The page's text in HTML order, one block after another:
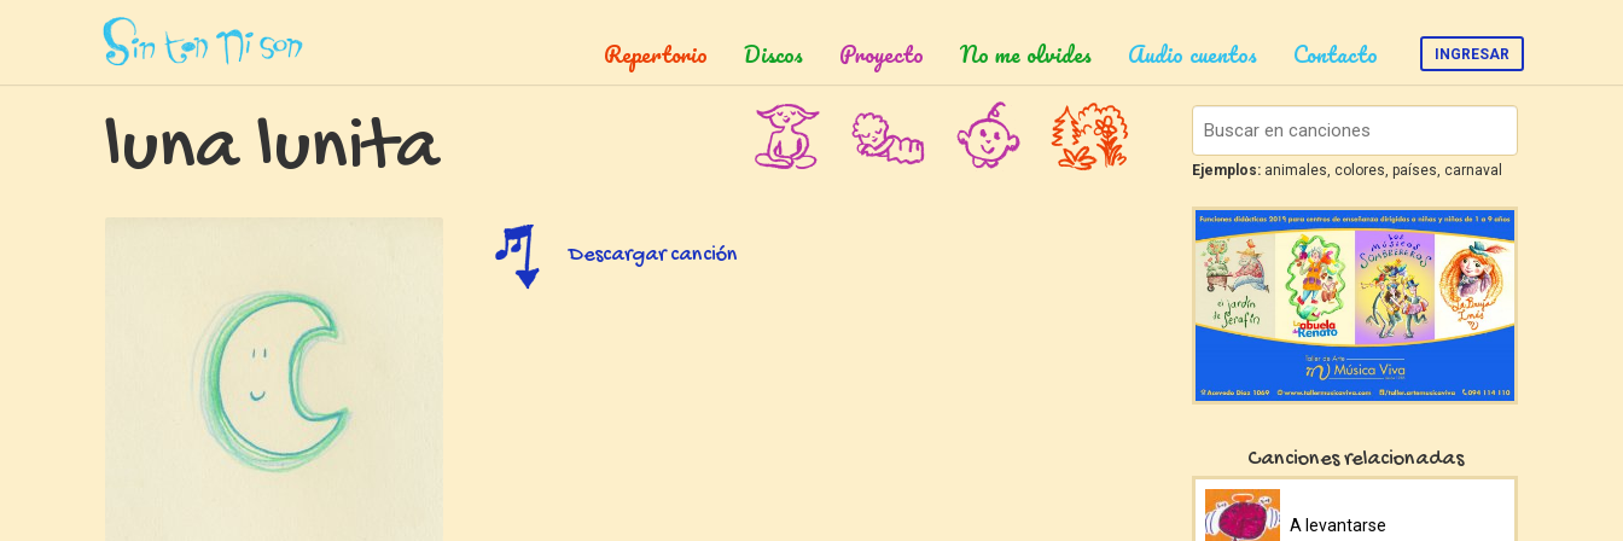
Repertorio Discos Proyecto No me olvides Audio cuentos Contacto INGRESAR
Inicio » Canciones » Luna Lunita
luna lunita
Descargar canción
Ejemplos: animales, colores, países, carnaval
Canciones relacionadas
A levantarse